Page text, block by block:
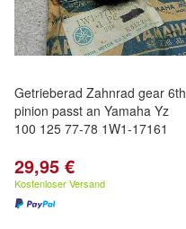
Getrieberad Zahnrad gear 6th
pinion passt an Yamaha Yz
100 125 77-78 1W1-17161
29,95 €
Kostenloser Versand